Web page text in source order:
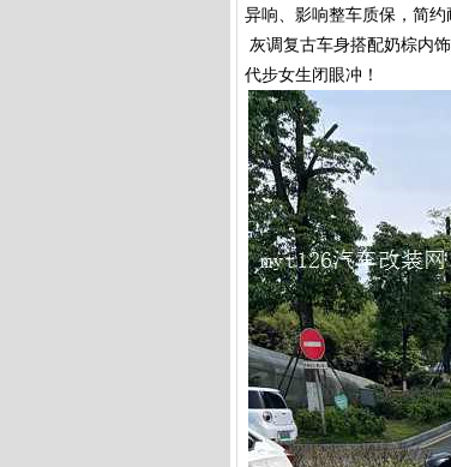
异响、影响整车质保，简约
灰调复古车身搭配奶棕内
代步女生闭眼冲！